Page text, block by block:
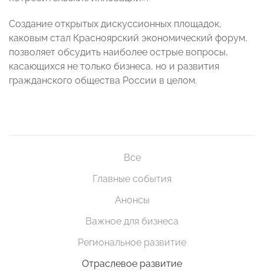
Создание открытых дискуссионных площадок,
каковым стал Красноярский экономический форум,
позволяет обсудить наиболее острые вопросы,
касающихся не только бизнеса, но и развития
гражданского общества России в целом.
Все
Главные события
Анонсы
Важное для бизнеса
Региональное развитие
Отраслевое развитие